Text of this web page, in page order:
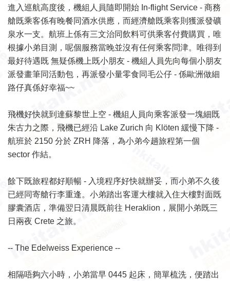
進入巡航高度後，機組人員隨即開始 In-flight Service - 商務
艙既乘客係有晚餐同酒水供應，而經濟艙既乘客則獲派發礦
泉水一支。航班上係有三文治同飲料可供乘客付費購買，唯
根據小弟目測，呢個服務當晚並沒有任何乘客問津。唯得到
最好待遇既 無疑係機上既小朋友 - 機組人員先向每個小朋友
派發畫筆同活動包，再派發小量零食同毛公仔 - 係歐洲做細
路仔真係好幸福~~
飛機好快就到達蘇黎世上空 - 機組人員向乘客派發一塊細既
朱古力之際，飛機已經沿 Lake Zurich 向 Klöten 緩慢下降 -
航班於 2150 分於 ZRH 降落，為小弟今趟旅程第一個
sector 作結。
餘下既旅程都好順暢 - 入境程序好快就辦妥，而小弟不久後
已經同寄艙行李重逢。小弟踏出客運大樓就入住大樓對面既
膠囊酒店，準備翌日清晨既前往 Heraklion，展開小弟既三
日兩夜 Crete 之旅。
-- The Edelweiss Experience --
相隔唔夠六小時，小弟當早 0445 起床，簡單梳洗，便踏出